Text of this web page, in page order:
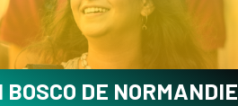
BOSCO DE NORMANDIE